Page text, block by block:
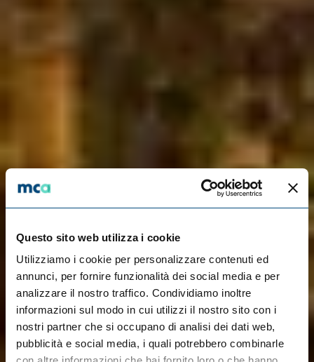
Questo sito web utilizza i cookie
Utilizziamo i cookie per personalizzare contenuti ed
annunci, per fornire funzionalità dei social media e per
analizzare il nostro traffico. Condividiamo inoltre
informazioni sul modo in cui utilizzi il nostro sito con i
nostri partner che si occupano di analisi dei dati web,
pubblicità e social media, i quali potrebbero combinarle